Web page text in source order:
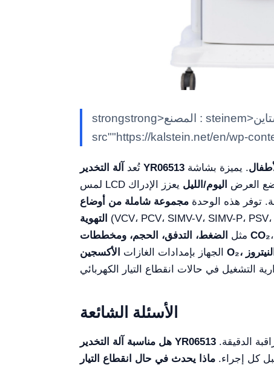
strongstrong>المصنع : steinem>كالشتاينK/em> classimg class""alignnone size-full wp-image-7597"
src""https://kalstein.net/en/wp-
تُعد آلة التخدير YR06513 . يميزة بشاشة
العرض اليوم/الليل يعزز الإدراك
توفر هذه الوحدة مجموعة شاملة من أوضاع
التهوية (VCV، PCV، SIMV-V، SIMV-P، PSV، وغيرها)، مما يمكّن من التكيف بدقة مع الاحتياجات التنفّسية للمريض. واجهة واحدة تعرض المعلمات الحيوية
مثل الضغط، التدفق، الحجم، ومخططات CO₂
الجهاز بإمدادات الغازات
الأسئلة الشائعة
الدقيقة.
كل إجراء. ماذا يحدث في حال انقطاع التيار